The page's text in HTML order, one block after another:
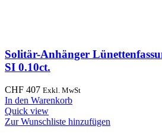
Solitär-Anhänger
SI 0.10ct.
CHF 407 Exkl. MwSt
In den Warenkorb
Quick view
Zur Wunschliste hinzufügen